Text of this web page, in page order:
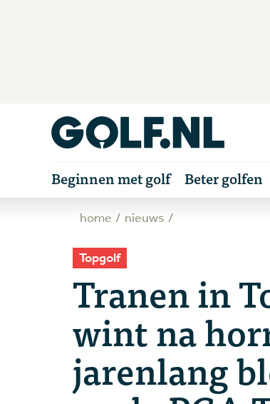
Beginnen met golf Beter golfen
home nieuws
Topgolf
Tranen in
wint na
jarenlang